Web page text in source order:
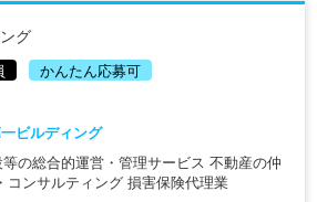
グ
かんたん応募可
ビルディング
の総合的運営・管理サービス 不動産の仲
コンサルティング 損害保険代理業